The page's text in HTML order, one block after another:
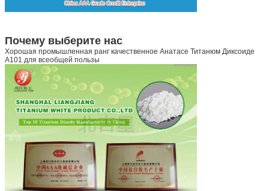
Почему выберите нас
Хорошая промышленная ранг качественное Анатасе Титанюм Диксоиде
А101 для всеобщей пользы